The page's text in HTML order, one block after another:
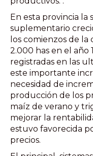
En esta provincia la
suplementario
los comienzos de
2.000 has en el año
registradas en las
este importante
necesidad de
producción de los
maíz de verano y
mejorar la
estuvo favorecida
precios.